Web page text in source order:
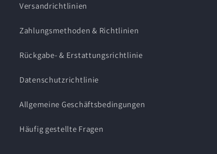
Versandrichtlinien
Zahlungsmethoden & Richtlinien
Rückgabe- & Erstattungsrichtlinie
Datenschutzrichtlinie
Allgemeine Geschäftsbedingungen
Häufig gestellte Fragen